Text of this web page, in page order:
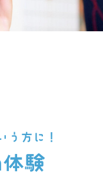
う方に！
験